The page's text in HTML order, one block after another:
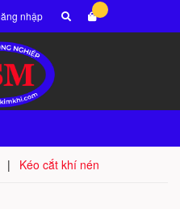
nhập
| Kéo cắt khí nén